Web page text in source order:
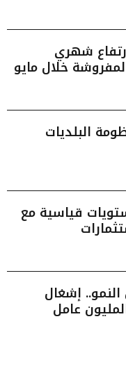
شهري
خلال مايو
البلديات
قياسية مع
إشغال
عامل